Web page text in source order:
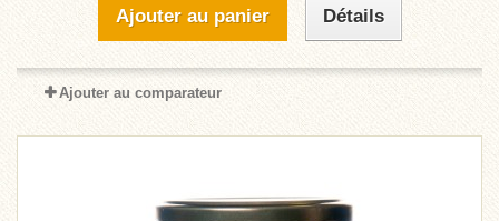
Ajouter au panier Détails
Ajouter au comparateur